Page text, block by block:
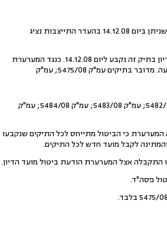
בפניי ערעור על החלטות בימ"ש קמא מיום 22.1.09 ומיום 25.1.09, במסגרתן נדחתה בקשת ביטול פס"ד שניתן ביום 14.12.08 בהעדר התייצבות נציג
על פי העובדות, המערערת היא הנאשמת בתיק עמ"ק 5485/08 בבימ"ש לעניינים מקומיים ברחובות. הדיון בתיק זה נקבע ליום 14.12.08. כנגד המערערת
5476/08; עמ"ק 5477/08; עמ"ק 5478/08; עמ"ק 5479/08; עמ"ק 5480/08; עמ"ק 5481/08; עמ"ק 5482/08; עמ"ק 5483/08; עמ"ק 5484/08; עמ"ק
הדיון שנקבע ליום 14.12.08 בתיק עמ"ק 5475/08. בטעות סברה המערערת כי הביטול מתייחס לכל התיקים שנקבעו
לקבל מועד חדש לכל התיקים.
פסה"ד.